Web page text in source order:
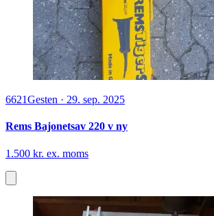
6621Gesten · 29. sep. 2025
Rems Bajonetsav 220 v ny
1.500 kr. ex. moms